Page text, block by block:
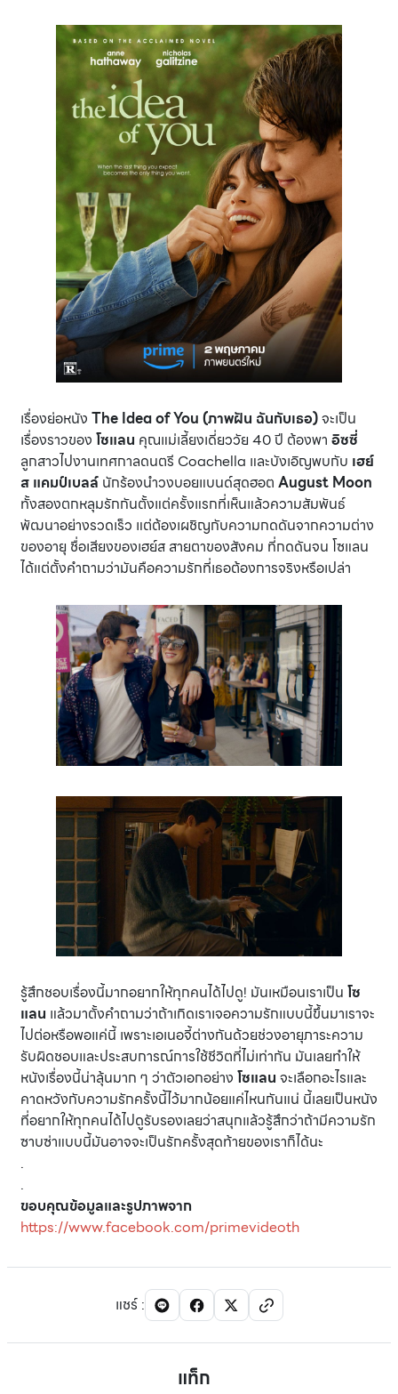
เรื่องย่อหนัง The Idea of You (ภาพฝัน ฉันกับเธอ)จะเป็น
เรื่องราวของ โซแลน คุณแม่เลี้ยงเดี่ยววัย 40 ปี ต้องพา อิซซี่
ลูกสาวไปงานเทศกาลดนตรี Coachella และบังเอิญพบกับ เฮย์
ส แคมป์เบลล์ นักร้องนำวงบอยแบนด์สุดฮอต August Moon
ทั้งสองตกหลุมรักกันตั้งแต่ครั้งแรกที่เห็นแล้วความสัมพันธ์
พัฒนาอย่างรวดเร็ว แต่ต้องเผชิญกับความกดดันจากความต่าง
ของอายุ ชื่อเสียงของเฮย์ส สายตาของสังคม ที่กดดันจน โซแลน
ได้แต่ตั้งคำถามว่ามันคือความรักที่เธอต้องการจริงหรือเปล่า
รู้สึกชอบเรื่องนี้มากอยากให้ทุกคนได้ไปดู! มันเหมือนเราเป็น โซ
แลน แล้วมาตั้งคำถามว่าถ้าเกิดเราเจอความรักแบบนี้ขึ้นมาเราจะ
ไปต่อหรือพอแค่นี้ เพราะเอเนอจี้ต่างกันด้วยช่วงอายุภาระความ
รับผิดชอบและประสบการณ์การใช้ชีวิตที่ไม่เท่ากัน มันเลยทำให้
หนังเรื่องนี้น่าลุ้นมาก ๆ ว่าตัวเอกอย่าง โซแลน จะเลือกอะไรและ
คาดหวังกับความรักครั้งนี้ไว้มากน้อยแค่ไหนกันแน่ นี้เลยเป็นหนัง
ที่อยากให้ทุกคนได้ไปดูรับรองเลยว่าสนุกแล้วรู้สึกว่าถ้ามีความรัก
ซาบซ่าแบบนี้มันอาจจะเป็นรักครั้งสุดท้ายของเราก็ได้นะ
.
.
ขอบคุณข้อมูลและรูปภาพจาก
https://www.facebook.com/primevideoth
แชร์:
แท็ก